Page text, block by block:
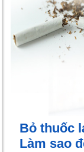
Bỏ thuốc
Làm sao